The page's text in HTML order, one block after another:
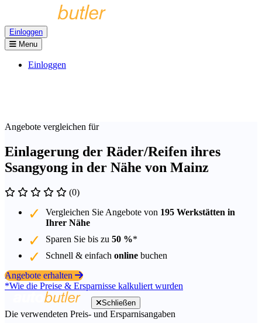
Einloggen
Menu
Einloggen
Angebote vergleichen für
Einlagerung der Räder/Reifen ihres
Ssangyong in der Nähe von Mainz
(0)
Vergleichen Sie Angebote von 195 Werkstätten in
Ihrer Nähe
Sparen Sie bis zu 50 %*
Schnell & einfach online buchen
Angebote erhalten
*Wie die Preise & Ersparnisse kalkuliert wurden
Schließen
Die verwendeten Preis- und Ersparnisangaben